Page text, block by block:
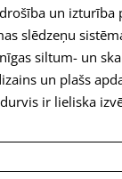
un izturība
slēdzeņu
siltum- un
un plašs
durvis ir lieliska